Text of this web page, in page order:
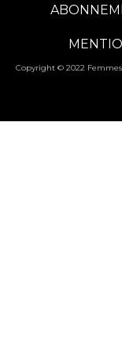
Copyright © 2022